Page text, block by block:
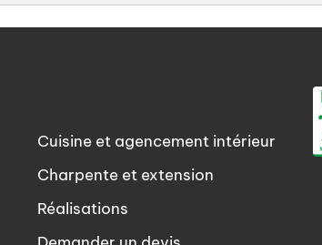
Cuisine et agencement intérieur
Charpente et extension
Réalisations